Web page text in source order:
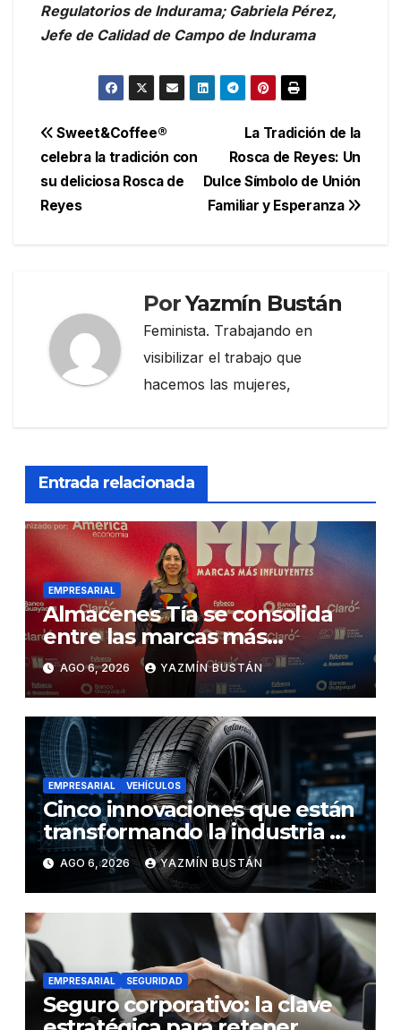
Regulatorios de Indurama; Gabriela Pérez,
Jefe de Calidad de Campo de Indurama
Navegación
de
entradas
La Tradición de la
Rosca de Reyes: Un
Dulce Símbolo de Unión
Familiar y Esperanza
Sweet&Coffee®
celebra la tradición con
su deliciosa Rosca de
Reyes
PorYazmín Bustán
Feminista. Trabajando en
visibilizar el trabajo que
hacemos las mujeres,
Entrada relacionada
EMPRESARIAL
Almacenes Tía se consolida
entre las marcas más
influyentes del Ecuador
AGO 6, 2026 YAZMÍN BUSTÁN
EMPRESARIAL VEHÍCULOS
Cinco innovaciones que están
transformando la industria de
los neumáticos y redefinen el
futuro de la movilidad
AGO 6, 2026 YAZMÍN BUSTÁN
EMPRESARIAL SEGURIDAD
Seguro corporativo: la clave